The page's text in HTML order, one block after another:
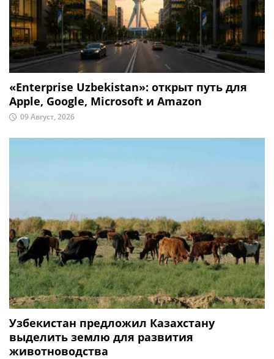
«Enterprise Uzbekistan»: открыт путь для
Apple, Google, Microsoft и Amazon
09 Август, 2026
Узбекистан предложил Казахстану
выделить землю для развития
животноводства